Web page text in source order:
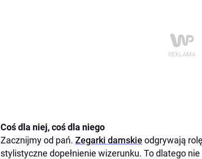
Coś dla niej, coś dla niego
Zacznijmy od pań. Zegarki damskie odgrywają
stylistyczne dopełnienie wizerunku. To dlatego